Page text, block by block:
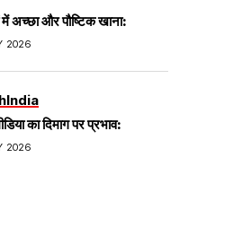
अच्छा और पौष्टिक खाना:
2026
India
का दिमाग पर प्रभाव:
2026